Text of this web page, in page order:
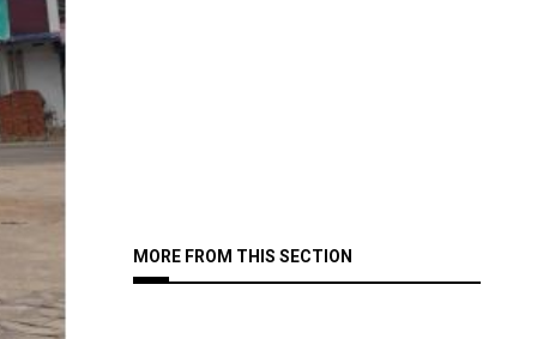
MORE FROM THIS SECTION